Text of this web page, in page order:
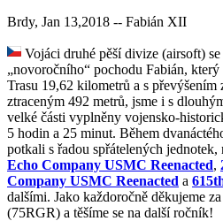
Brdy, Jan 13,2018 -- Fabián XII
Vojáci druhé pěší divize (airsoft)
„novoročního“ pochodu Fabián, který
Trasu 19,62 kilometrů a s převýšením
ztraceným 492 metrů, jsme i s
velké části vyplněny vojensko-
5 hodin a 25 minut. Během
potkali s řadou spřátelených jednotek,
Echo Company USMC Reenacted,
Company USMC Reenacted a
dalšími. Jako každoročně děkujeme
(75RGR) a těšíme se na další ročník!